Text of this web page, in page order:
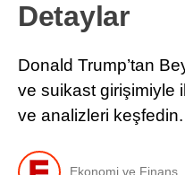
BORSA
KRIPTO
SEKTÖRLER
OTOMOBIL
Detaylar
Donald Trump’tan
ve suikast girişimiyle
ve analizleri keşfedin.
Ekonomi ve Finans